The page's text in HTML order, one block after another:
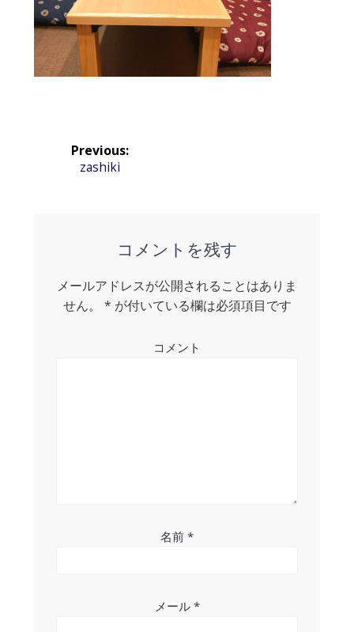
Previous:
Previous
zashiki
コメントを残す
メールアドレスが公開されることはありま
せん。
* が付いている欄は必須項目です
コメント
名前 *
メール *